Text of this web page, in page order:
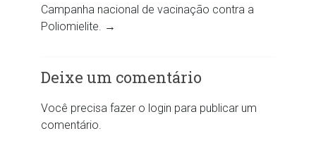
Campanha nacional de vacinação contra a
Poliomielite. →
Deixe um comentário
Você precisa fazer o login para publicar um
comentário.